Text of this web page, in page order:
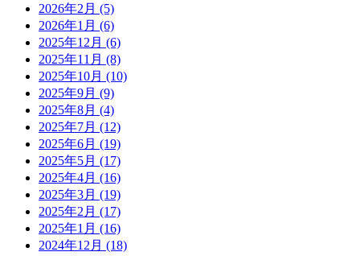
2026年2月 (5)
2026年1月 (6)
2025年12月 (6)
2025年11月 (8)
2025年10月 (10)
2025年9月 (9)
2025年8月 (4)
2025年7月 (12)
2025年6月 (19)
2025年5月 (17)
2025年4月 (16)
2025年3月 (19)
2025年2月 (17)
2025年1月 (16)
2024年12月 (18)